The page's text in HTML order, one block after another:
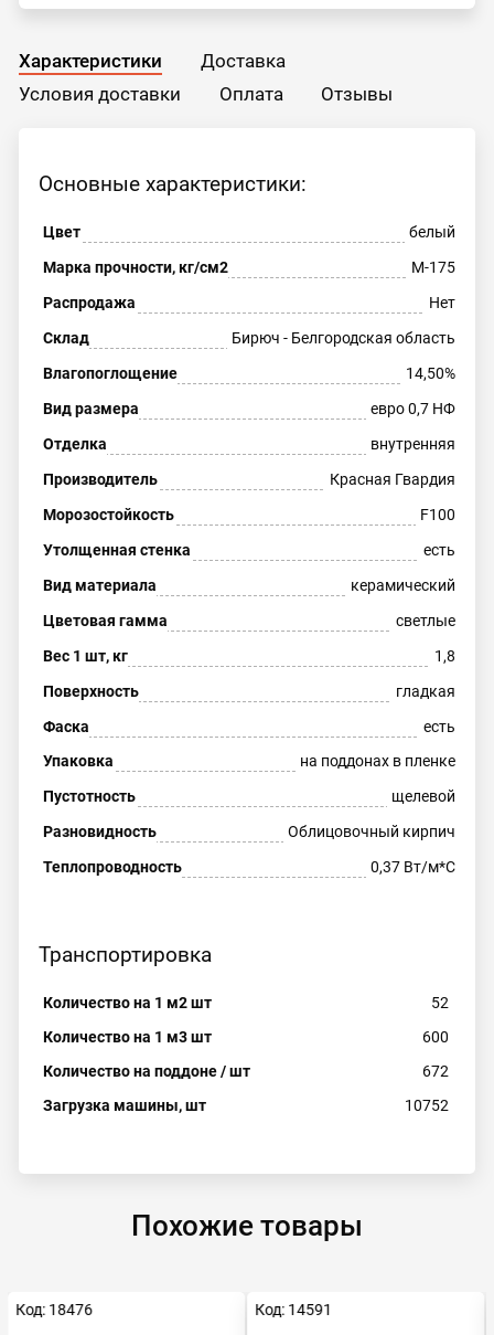
Характеристики
Доставка
Условия доставки
Оплата Отзывы
Основные характеристики:
Цвет
белый
Марка прочности, кг/см2
М-175
Распродажа
Нет
Склад
Бирюч - Белгородская область
Влагопоглощение
14,50%
Вид размера
евро 0,7 НФ
Отделка
внутренняя
Производитель
Красная Гвардия
Морозостойкость
F100
Утолщенная стенка
есть
Вид материала
керамический
Цветовая гамма
светлые
Вес 1 шт, кг
1,8
Поверхность
гладкая
Фаска
есть
Упаковка
на поддонах в пленке
Пустотность
щелевой
Разновидность
Облицовочный кирпич
Теплопроводность
0,37 Вт/м*С
Транспортировка
Количество на 1 м2 шт
52
Количество на 1 м3 шт
600
Количество на поддоне / шт
672
Загрузка машины, шт
10752
Похожие товары
Код: 18476 Код: 14591